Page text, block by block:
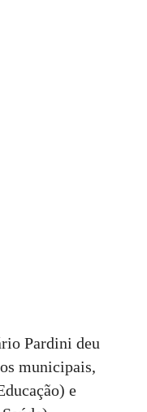
Pardini deu
municipais,
e